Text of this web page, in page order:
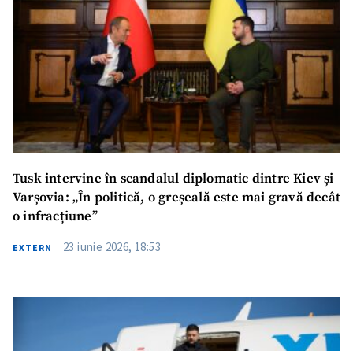
Tusk intervine în scandalul diplomatic dintre Kiev și
Varșovia: „În politică, o greșeală este mai gravă decât
o infracțiune”
EXTERN 23 iunie 2026, 18:53